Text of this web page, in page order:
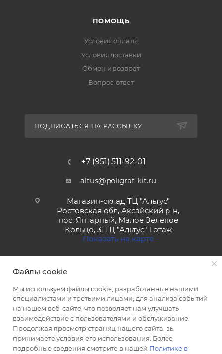
ПОМОЩЬ
Условия оплаты
Условия доставки
Обмен и возврат
Вопрос-ответ
ПОДПИСАТЬСЯ НА РАССЫЛКУ
+7 (951) 511-92-01
altus@poligraf-kit.ru
Магазин-склад ТЦ "Альтус"
Ростовская обл, Аксайский р-н,
пос. Янтарный, Малое Зеленое
Кольцо, 3, ТЦ "Альтус" 1 этаж
Показать на карте
2026 © Полиграф кит - интернет-магазин
Файлы cookie
Мы используем файлы cookie, разработанные нашими
специалистами и третьими лицами, для анализа событий
на нашем веб-сайте, что позволяет нам улучшать
взаимодействие с пользователями и обслуживание.
Продолжая просмотр страниц нашего сайта, вы
принимаете условия его использования. Более
подробные сведения смотрите в нашей Политике в